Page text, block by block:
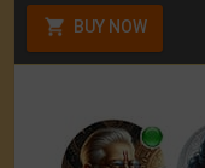
BUY NOW